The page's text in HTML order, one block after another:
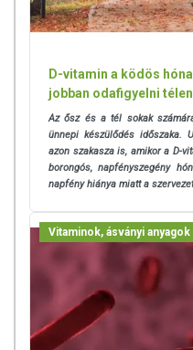
D-vitamin a ködös
jobban odafigyelni
Az ősz és a tél sokak
ünnepi készülődés időszaka.
azon szakasza is, amikor a D-
borongós, napfényszegény
napfény hiánya miatt a
Vitaminok, ásványi anyagok